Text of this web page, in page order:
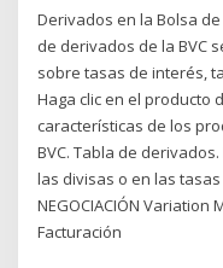
Derivados en la Bolsa
de derivados de la BVC
sobre tasas de interés,
Haga clic en el producto
características de los
BVC. Tabla de derivados.
las divisas o en las tasas
NEGOCIACIÓN
Facturación